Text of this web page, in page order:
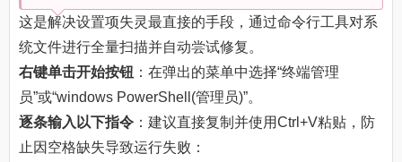
这是解决设置项失灵最直接的手段，通过命令行工具对系
统文件进行全量扫描并自动尝试修复。
右键单击开始按钮 ：在弹出的菜单中选择“终端管理
员”或“windows PowerShell(管理员)”。
逐条输入以下指令 ：建议直接复制并使用Ctrl+V粘贴，防
止因空格缺失导致运行失败：